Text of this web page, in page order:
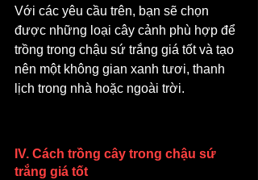
Với các yêu cầu trên, bạn sẽ chọn
được những loại cây cảnh phù hợp để
trồng trong chậu sứ trắng giá tốt và tạo
nên một không gian xanh tươi, thanh
lịch trong nhà hoặc ngoài trời.
IV. Cách trồng cây trong chậu sứ
trắng giá tốt